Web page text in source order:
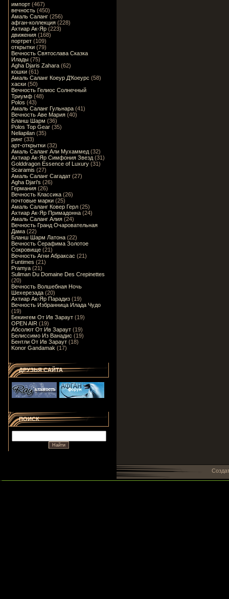
импорт (467)
вечность (450)
Амаль Саланг (256)
афган-коллекция (228)
Ахтиар Ак-Яр (223)
движения (168)
портрет (109)
открытки (79)
Вечность Святослава Сказка
Илады (75)
Agha Djaris Zahara (62)
кошки (61)
Амаль Саланг Коеур Д'Коеурс (58)
хаски (50)
Вечность Гелиос Солнечный
Триумф (48)
Polos (43)
Амаль Саланг Гульнара (41)
Вечность Аве Мария (40)
Бланш Шарм (36)
Polos Top Gear (35)
Neliapilan (35)
ринг (33)
арт-открытки (32)
Амаль Саланг Али Мухаммед (32)
Ахтиар Ак-Яр Симфония Звезд (31)
Golddragon Essence of Luxury (31)
Scaramis (27)
Амаль Саланг Сагадат (27)
Agha Djari's (26)
Германия (26)
Вечность Классика (26)
почтовые марки (25)
Амаль Саланг Ковер Герл (25)
Ахтиар Ак-Яр Примадонна (24)
Амаль Саланг Алия (24)
Вечность Гранд Очаровательная
Дама (22)
Бланш Шарм Латона (22)
Вечность Серафима Золотое
Сокровище (21)
Вечность Агни Абраксас (21)
Funtimes (21)
Pramya (21)
Suliman Du Domaine Des Crepinettes
(20)
Вечность Волшебная Ночь
Шехерезада (20)
Ахтиар Ак-Яр Парадиз (19)
Вечность Избранница Илада Чудо
(19)
Бекингем От Ив Зараут (19)
OPEN AIR (19)
Абсолют От Ив Зараут (19)
Белиссимо Из Ванадис (19)
Бентли От Ив Зараут (18)
Konor Gandamak (17)
ДРУЗЬЯ САЙТА
ПОИСК